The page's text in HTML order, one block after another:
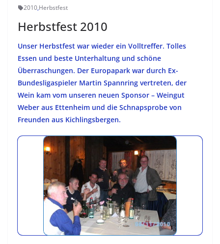
2010,Herbstfest
Herbstfest 2010
Unser Herbstfest war wieder ein Volltreffer. Tolles
Essen und beste Unterhaltung und schöne
Überraschungen. Der Europapark war durch Ex-
Bundesligaspieler Martin Spannring vertreten, der
Wein kam vom unseren neuen Sponsor – Weingut
Weber aus Ettenheim und die Schnapsprobe von
Freunden aus Kichlingsbergen.